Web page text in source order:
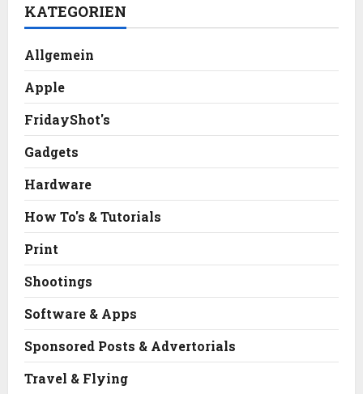
KATEGORIEN
Allgemein
Apple
FridayShot's
Gadgets
Hardware
How To's & Tutorials
Print
Shootings
Software & Apps
Sponsored Posts & Advertorials
Travel & Flying